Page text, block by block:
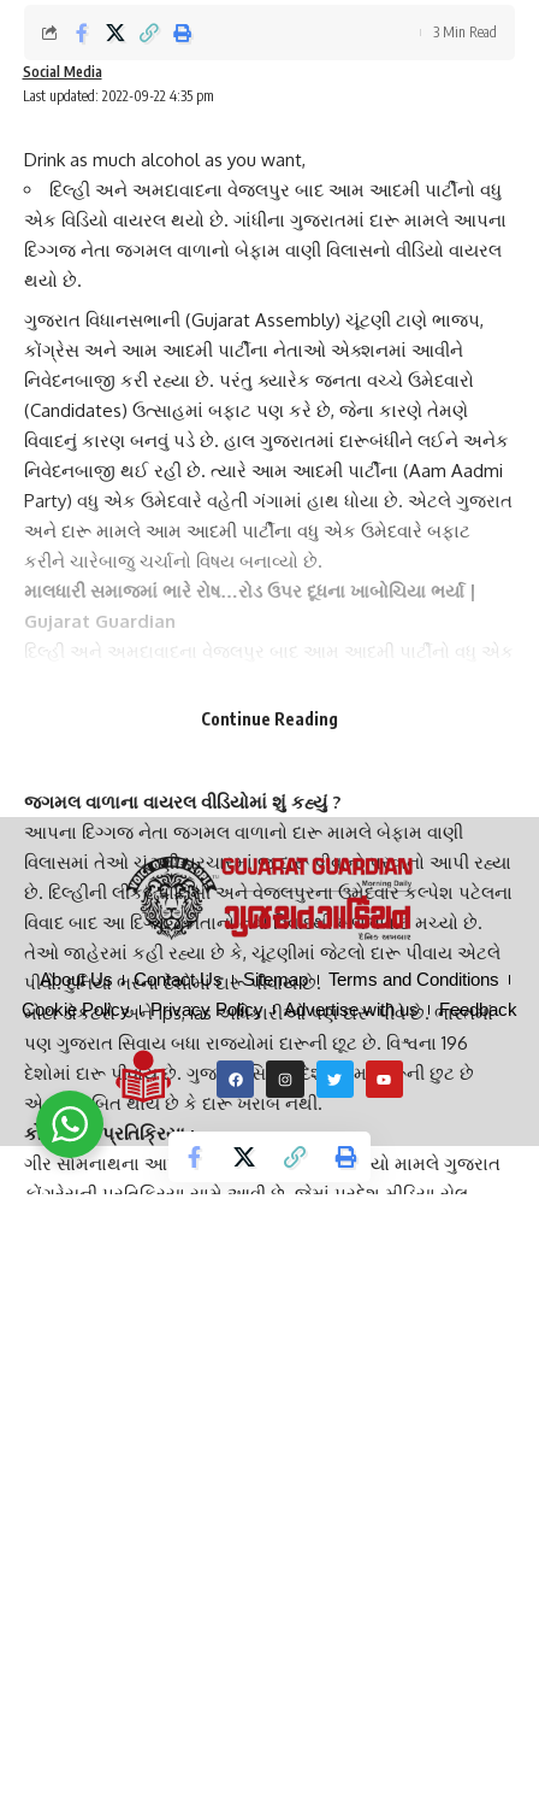
Last updated: 2022-09-22 4:35 pm
Social Media
3 Min Read
Drink as much alcohol as you want,
દિલ્હી અને અમદાવાદના વેજલપુર બાદ આમ આદમી પાર્ટીનો વધુ
એક વિડિયો વાયરલ થયો છે. ગાંધીના ગુજરાતમાં દારૂ મામલે આપના
દિગ્ગજ નેતા જગમલ વાળાનો બેફામ વાણી વિલાસનો વીડિયો વાયરલ
થયો છે.
ગુજરાત વિધાનસભાની (Gujarat Assembly) ચૂંટણી ટાણે ભાજપ,
કોંગ્રેસ અને આમ આદમી પાર્ટીના નેતાઓ એક્શનમાં આવીને
નિવેદનબાજી કરી રહ્યા છે. પરંતુ ક્યારેક જનતા વચ્ચે ઉમેદવારો
(Candidates) ઉત્સાહમાં બફાટ પણ કરે છે, જેના કારણે તેમણે
વિવાદનું કારણ બનવું પડે છે. હાલ ગુજરાતમાં દારૂબંધીને લઈને અનેક
નિવેદનબાજી થઈ રહી છે. ત્યારે આમ આદમી પાર્ટીના (Aam Aadmi
Party) વધુ એક ઉમેદવારે વહેતી ગંગામાં હાથ ધોયા છે. એટલે ગુજરાત
અને દારૂ મામલે આમ આદમી પાર્ટીના વધુ એક ઉમેદવારે બફાટ
કરીને ચારેબાજુ ચર્ચાનો વિષય બનાવ્યો છે.
માલધારી સમાજમાં ભારે રોષ…રોડ ઉપર દૂધના ખાબોચિયા ભર્યા |
Gujarat Guardian
દિલ્હી અને અમદાવાદના
વેજલપુર બાદ આમ આદમી પાર્ટીનો વધુ એક
જગમલ વાળાનો બેફામ વાણી વિલાસનો વીડિયો વાયરલ
જગમલ વાળાના વાયરલ વીડિયોમાં શું કહ્યું ?
આપના દિગ્ગજ નેતા જગમલ વાળાનો દારૂ મામલે બેફામ વાણી
વિલાસમાં તેઓ ચૂંટણી પ્રચારમાં જ દારૂ પીવાનો પરવાનો આપી રહ્યા
છે. દિલ્હીની લીકર પોલિસી અને વેજલપુરના ઉમેદવાર કલ્પેશ પટેલના
વિવાદ બાદ આ દિગ્ગજ નેતાનો નવો વિવાદથી ખળભળાટ મચ્યો છે.
તેઓ જાહેરમાં કહી રહ્યા છે કે, ચૂંટણીમાં જેટલો દારૂ પીવાય એટલે
પીવો.દુનિયા ભરના દેશોમાં દારૂ પીવાય છે.
મોટા ડોકટરો અને Ips, ias અધિકારીઓ પણ દારૂ પીવે છે. ભારતમાં
પણ ગુજરાત સિવાય બધા રાજ્યોમાં દારૂની છૂટ છે. વિશ્વના 196
દેશોમાં દારૂ પીવાય છે. ગુજરાત સિવાય દેશ ભરમાં દારૂની છુટ છે
એટલે સાબિત થાય છે કે દારૂ ખરાબ નથી.
કોંગ્રેસની પ્રતિક્રિયા :
ગીર સોમનાથના આપના ઉમેદવારના વાઇરલ વીડિયો મામલે ગુજરાત
કોંગ્રેસની પ્રતિક્રિયા સામે આવી છે. જેમાં પ્રદેશ મીડિયા સેલ
Continue Reading
About Us Contact Us Sitemap
Terms and Conditions
Cookie Policy
Privacy Policy Advertise with us Feedback